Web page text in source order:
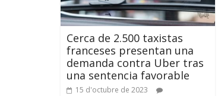
Cerca de 2.500 taxistas
franceses presentan una
demanda contra Uber tras
una sentencia favorable
15 d'octubre de 2023